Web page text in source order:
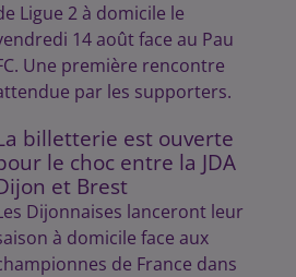
Ligue 2 à domicile le
14 août face au Pau
Une première rencontre
par les supporters.
billetterie est ouverte
le choc entre la JDA
et Brest
Dijonnaises lanceront leur
à domicile face aux
de France dans